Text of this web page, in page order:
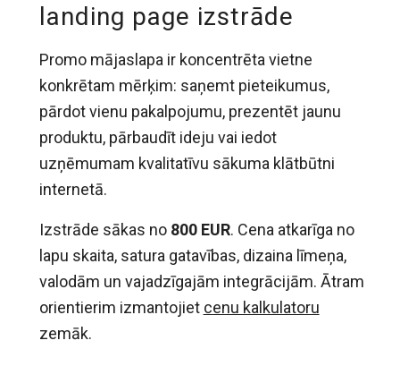
landing page izstrāde
Promo mājaslapa ir koncentrēta vietne
konkrētam mērķim: saņemt pieteikumus,
pārdot vienu pakalpojumu, prezentēt jaunu
produktu, pārbaudīt ideju vai iedot
uzņēmumam kvalitatīvu sākuma klātbūtni
internetā.
Izstrāde sākas no 800 EUR. Cena atkarīga no
lapu skaita, satura gatavības, dizaina līmeņa,
valodām un vajadzīgajām integrācijām. Ātram
orientierim izmantojiet cenu kalkulatoru
zemāk.